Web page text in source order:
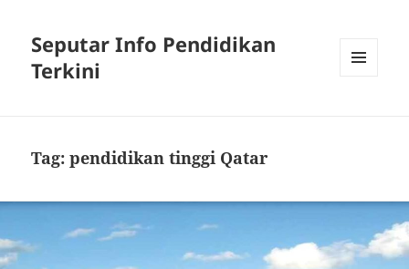
Seputar Info Pendidikan
Terkini
Tag:pendidikan tinggi Qatar